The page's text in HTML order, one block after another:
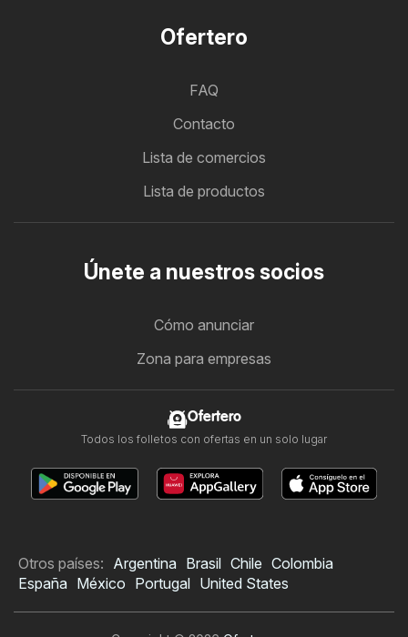
Ofertero
FAQ
Contacto
Lista de comercios
Lista de productos
Únete a nuestros socios
Cómo anunciar
Zona para empresas
Ofertero
Todos los folletos con ofertas en un solo lugar
Otros países: Argentina Brasil Chile Colombia
España México Portugal United States